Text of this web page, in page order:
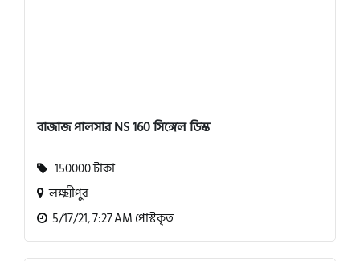
বাজাজ পালসার NS 160 সিঙ্গেল ডিস্ক
150000 টাকা
লক্ষ্মীপুর
5/17/21, 7:27 AM পোস্টকৃত